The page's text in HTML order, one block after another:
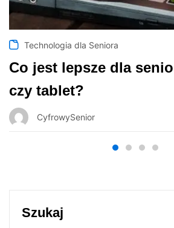
Szukaj
Technologia dla Seniora
Co jest lepsze dla
czy tablet?
CyfrowySenior